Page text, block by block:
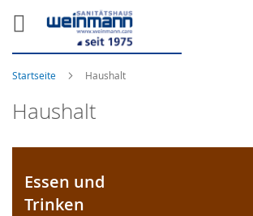
Startseite Haushalt
Haushalt
Essen und
Trinken